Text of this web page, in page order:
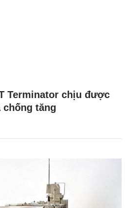
Terminator chịu được
tăng